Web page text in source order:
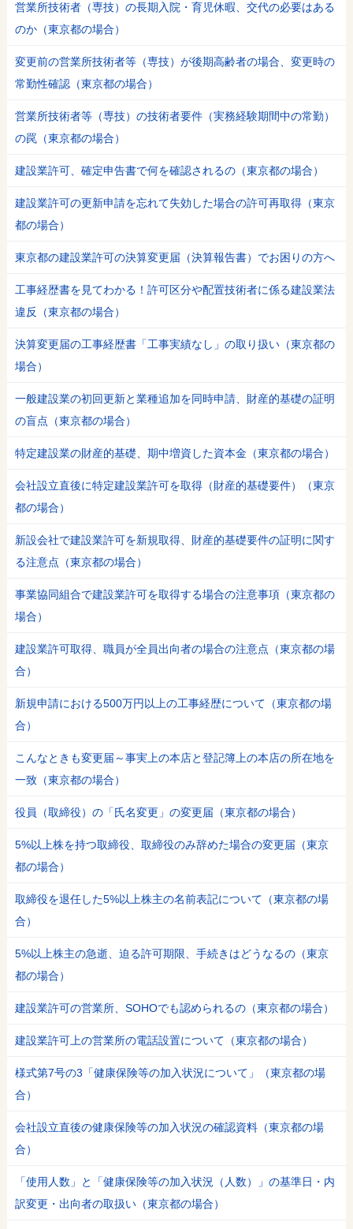
営業所技術者（専技）の長期入院・育児休暇、交代の必要はある
のか（東京都の場合）
変更前の営業所技術者等（専技）が後期高齢者の場合、変更時の
常勤性確認（東京都の場合）
営業所技術者等（専技）の技術者要件（実務経験期間中の常勤）
の罠（東京都の場合）
建設業許可、確定申告書で何を確認されるの（東京都の場合）
建設業許可の更新申請を忘れて失効した場合の許可再取得（東京
都の場合）
東京都の建設業許可の決算変更届（決算報告書）でお困りの方へ
工事経歴書を見てわかる！許可区分や配置技術者に係る建設業法
違反（東京都の場合）
決算変更届の工事経歴書「工事実績なし」の取り扱い（東京都の
場合）
一般建設業の初回更新と業種追加を同時申請、財産的基礎の証明
の盲点（東京都の場合）
特定建設業の財産的基礎、期中増資した資本金（東京都の場合）
会社設立直後に特定建設業許可を取得（財産的基礎要件）（東京
都の場合）
新設会社で建設業許可を新規取得、財産的基礎要件の証明に関す
る注意点（東京都の場合）
事業協同組合で建設業許可を取得する場合の注意事項（東京都の
場合）
建設業許可取得、職員が全員出向者の場合の注意点（東京都の場
合）
新規申請における500万円以上の工事経歴について（東京都の場
合）
こんなときも変更届～事実上の本店と登記簿上の本店の所在地を
一致（東京都の場合）
役員（取締役）の「氏名変更」の変更届（東京都の場合）
5%以上株を持つ取締役、取締役のみ辞めた場合の変更届（東京
都の場合）
取締役を退任した5%以上株主の名前表記について（東京都の場
合）
5%以上株主の急逝、迫る許可期限、手続きはどうなるの（東京
都の場合）
建設業許可の営業所、SOHOでも認められるの（東京都の場合）
建設業許可上の営業所の電話設置について（東京都の場合）
様式第7号の3「健康保険等の加入状況について」（東京都の場
合）
会社設立直後の健康保険等の加入状況の確認資料（東京都の場
合）
「使用人数」と「健康保険等の加入状況（人数）」の基準日・内
訳変更・出向者の取扱い（東京都の場合）